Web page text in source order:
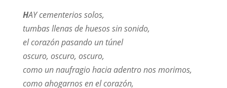
HAY cementerios solos,
tumbas llenas de huesos sin sonido,
el corazón pasando un túnel
oscuro, oscuro, oscuro,
como un naufragio hacia adentro nos morimos,
como ahogarnos en el corazón,